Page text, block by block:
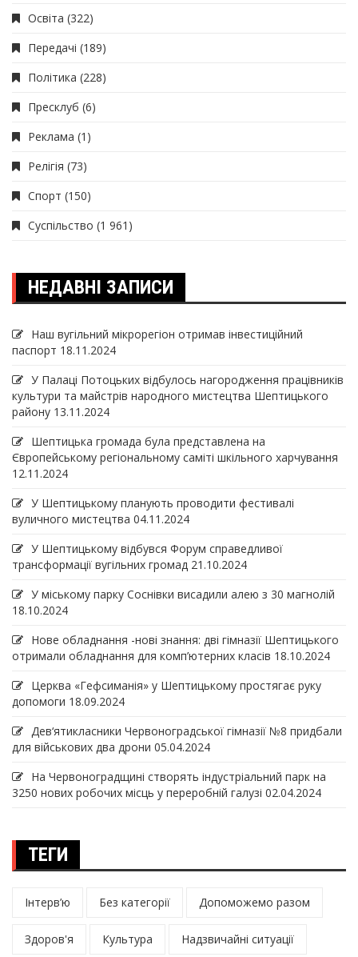
Освіта (322)
Передачі (189)
Політика (228)
Пресклуб (6)
Реклама (1)
Релігія (73)
Спорт (150)
Суспільство (1 961)
НЕДАВНІ ЗАПИСИ
Наш вугільний мікрорегіон отримав інвеcтиційний
паспорт 18.11.2024
У Палаці Потоцьких відбулось нагородження працівників
культури та майстрів народного мистецтва Шептицького
району 13.11.2024
Шептицька громада була представлена на
Європейському регіональному саміті шкільного харчування
12.11.2024
У Шептицькому планують проводити фестивалі
вуличного мистецтва 04.11.2024
У Шептицькому відбувся Форум справедливої
трансформації вугільних громад 21.10.2024
У міському парку Соснівки висадили алею з 30 магнолій
18.10.2024
Нове обладнання -нові знання: дві гімназії Шептицького
отримали обладнання для комп’ютерних класів 18.10.2024
Церква «Гефсиманія» у Шептицькому простягає руку
допомоги 18.09.2024
Дев‘ятикласники Червоноградської гімназії №8 придбали
для військових два дрони 05.04.2024
На Червоноградщині створять індустріальний парк на
3250 нових робочих місць у переробній галузі 02.04.2024
ТЕГИ
Інтерв’ю Без категорії Допоможемо разом
Здоров'я Культура Надзвичайні ситуації